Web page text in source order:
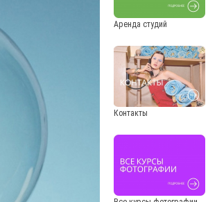
Аренда студий
Контакты